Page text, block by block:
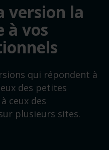
version la
à vos
qui répondent à
des petites
ceux des
plusieurs sites.